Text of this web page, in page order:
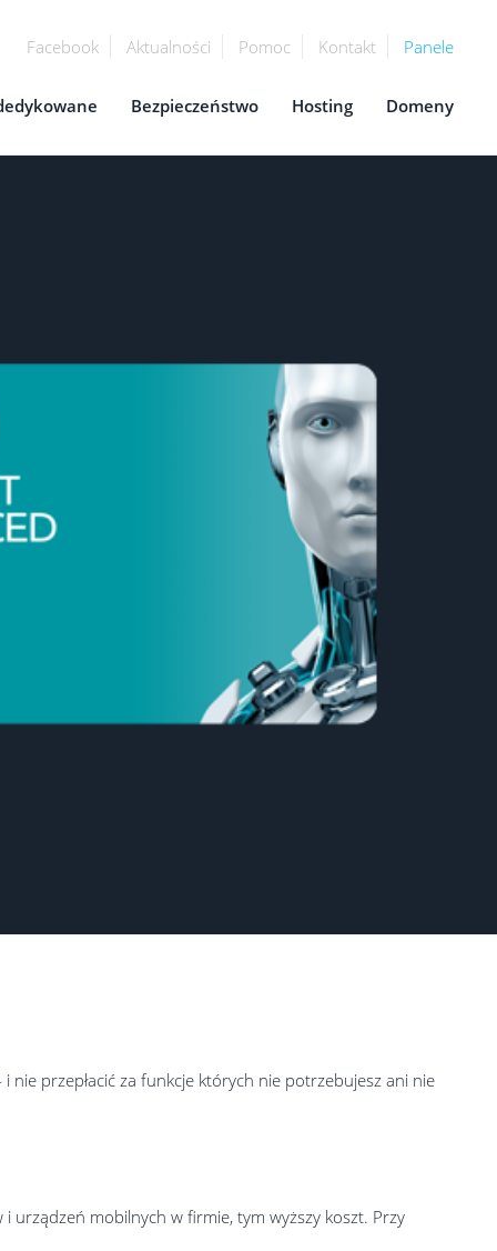
Facebook Aktualności Pomoc Kontakt Panele
Bezpieczeństwo Hosting Domeny
przepłacić za funkcje których nie potrzebujesz ani nie
urządzeń mobilnych w firmie, tym wyższy koszt. Przy